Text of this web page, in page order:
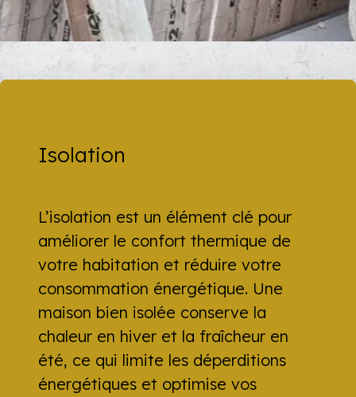
Isolation
L’isolation est un élément clé pour
améliorer le confort thermique de
votre habitation et réduire votre
consommation énergétique. Une
maison bien isolée conserve la
chaleur en hiver et la fraîcheur en
été, ce qui limite les déperditions
énergétiques et optimise vos